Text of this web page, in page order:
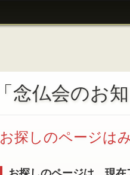
「念仏会のお
お探しのページは